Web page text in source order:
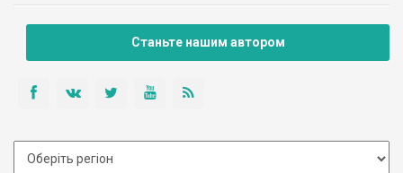
Станьте нашим автором